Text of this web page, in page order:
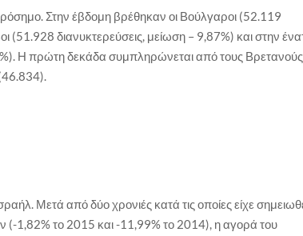
Στην έβδομη βρέθηκαν οι Βούλγαροι (52.119
(51.928 διανυκτερεύσεις, μείωση – 9,87%) και στην
Η πρώτη δεκάδα συμπληρώνεται από τους Βρετανούς
Μετά από δύο χρονιές κατά τις οποίες είχε
(-1,82% το 2015 και -11,99% το 2014), η αγορά του